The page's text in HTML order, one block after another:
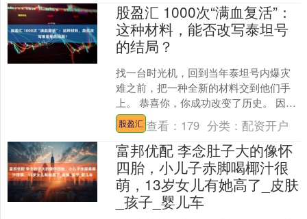
股盈汇 1000次“满血复活”：
这种材料，能否改写泰坦号
的结局？
找一台时光机，回到当年泰坦号内爆灾
难之前，把一种全新的材料交到他们手
上。 恭喜你，你成功改变了历史。 因为
这种复合材料，可以对其内部常见的分
层故障，自我修复多达....
股盈汇 查看： 179 分类： 配资开户
富邦优配 李念肚子大的像怀
四胎，小儿子赤脚喝椰汁很
萌，13岁女儿有她高了_皮肤
_孩子_婴儿车